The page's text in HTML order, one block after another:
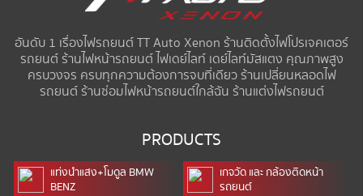
อันดับ 1 เรื่องไฟรถยนต์ TT Auto Xenon ร้านติดตั้งไฟโปรเจคเตอร์
รถยนต์ ร้านไฟหน้ารถยนต์ ไฟเดย์ไลท์ เดย์ไลท์มัสแตง คุณภาพสูง
ครบวงจร ครบทุกความต้องการจบที่เดียว ร้านเปลี่ยนหลอดไฟ
รถยนต์ ร้านซ่อมไฟหน้ารถยนต์ใกล้ฉัน ร้านแต่งไฟรถยนต์
PRODUCTS
แท่งนำแสง+โมดูล BMW
BENZ
เกจวัด และ กล้องติดหน้า
รถยนต์